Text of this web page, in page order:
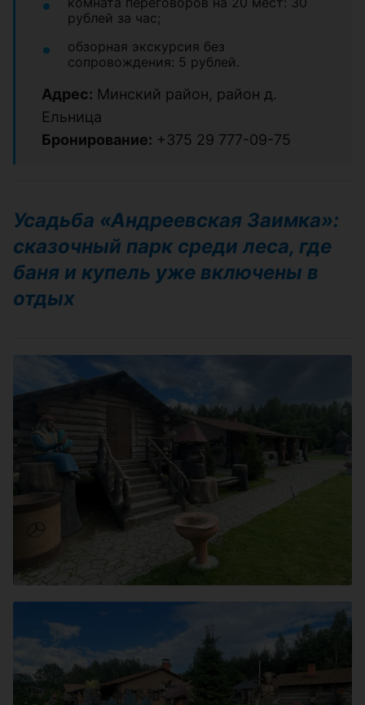
рублей за час;
обзорная экскурсия без
сопровождения: 5 рублей.
Адрес: Минский район, район д.
Ельница
Бронирование: +375 29 777-09-75
Усадьба «Андреевская Заимка»:
сказочный парк среди леса, где
баня и купель уже включены в
отдых